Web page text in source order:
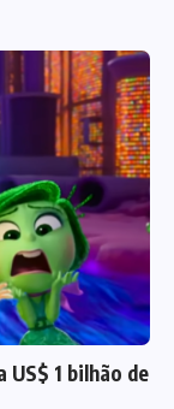
US$ 1 bilhão de